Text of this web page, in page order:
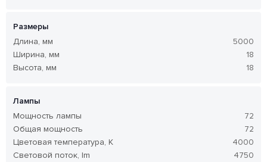
Размеры
Длина, мм
5000
Ширина, мм
18
Высота, мм
18
Лампы
Мощность лампы
72
Общая мощность
72
Цветовая температура, K
4000
Световой поток, lm
4750